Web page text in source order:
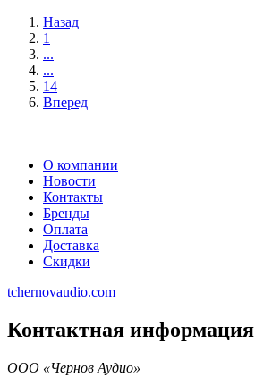
Назад
1
...
...
14
Вперед
О компании
Новости
Контакты
Бренды
Оплата
Доставка
Скидки
tchernovaudio.com
Контактная информация
ООО «Чернов Аудио»